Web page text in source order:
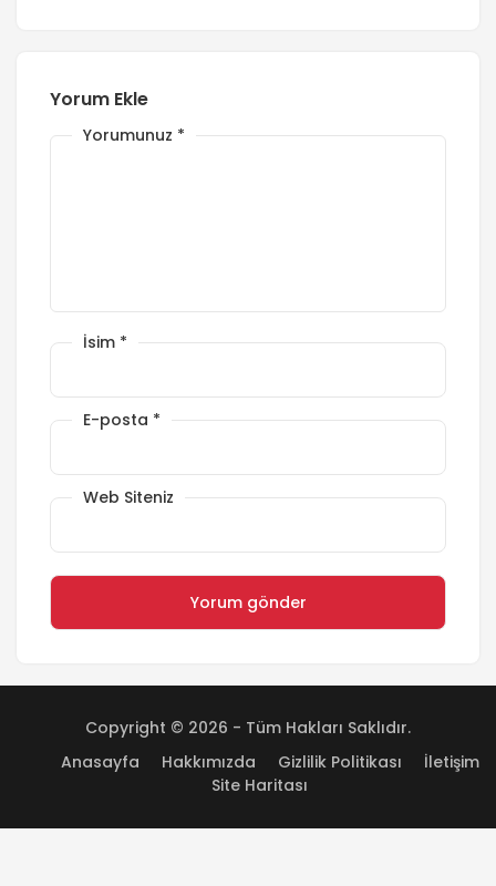
Yorum Ekle
Yorumunuz *
İsim *
E-posta *
Web Siteniz
Copyright © 2026 - Tüm Hakları Saklıdır.
Anasayfa
Hakkımızda Gizlilik Politikası
İletişim
Site Haritası